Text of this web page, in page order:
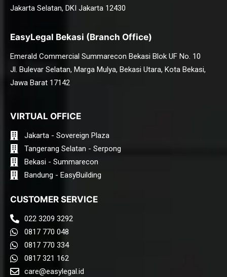
Jakarta Selatan, DKI Jakarta 12430
EasyLegal Bekasi (Branch Office)
Emerald Commercial Summarecon Bekasi Blok UF No. 10
Jl. Bulevar Selatan, Marga Mulya, Bekasi Utara, Kota Bekasi,
Jawa Barat 17142
VIRTUAL OFFICE
Jakarta - Sovereign Plaza
Tangerang Selatan - Serpong
Bekasi - Summarecon
Bandung - EasyBuilding
CUSTOMER SERVICE
022 3209 3292
0817 770 048
0817 770 334
0817 321 162
care@easylegal.id​